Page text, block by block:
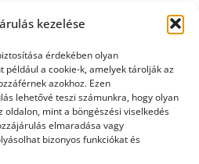
kezelése
érdekében olyan
például a cookie-k, amelyek tárolják az
azokhoz. Ezen
lehetővé teszi számunkra, hogy olyan
oldalon, mint a böngészési viselkedés
elmaradása vagy
bizonyos funkciókat és